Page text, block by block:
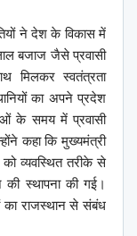
ने देश के विकास में
बजाज जैसे प्रवासी
मिलकर स्वतंत्रता
का अपने प्रदेश
के समय में प्रवासी
कहा कि मुख्यमंत्री
व्यवस्थित तरीके से
स्थापना की गई।
का राजस्थान से संबंध